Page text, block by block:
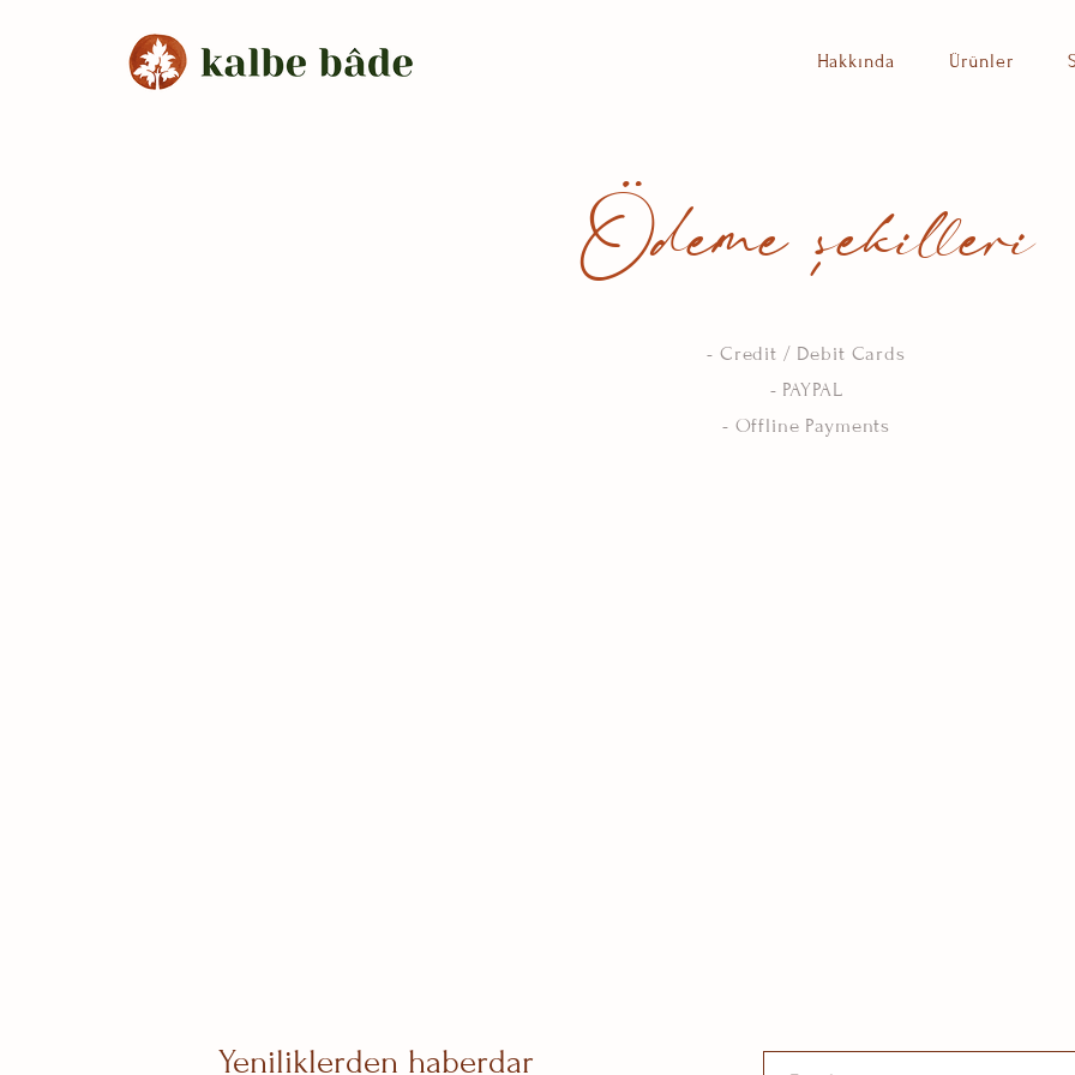
Hakkında Ürünler
Ödeme sekilleri
,
- Credit / Debit Cards
- PAYPAL
- Offline Payments
Yeniliklerden haberdar